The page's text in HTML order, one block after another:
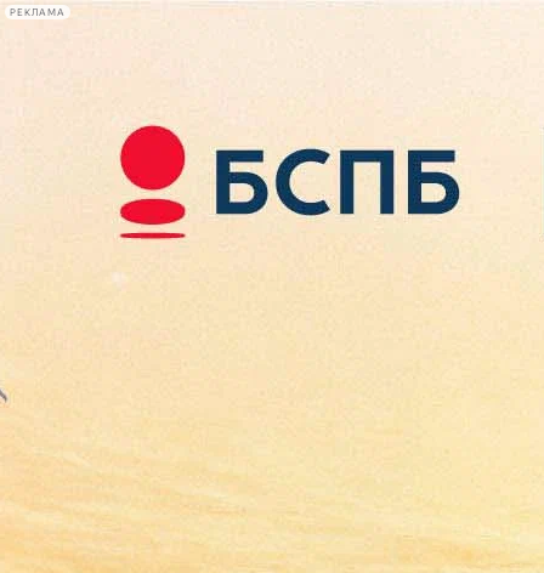
РЕКЛАМА
Сегодня:
2026.08.09
10:19
Афиша Plus